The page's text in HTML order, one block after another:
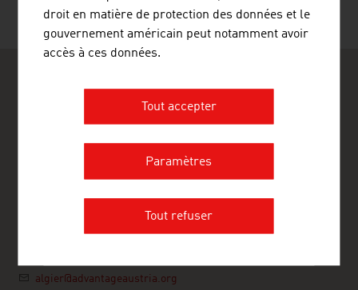
ADVANTAGE AUSTRIA Algier
Ambassade d'Autriche - Section Commerciale
algier@advantageaustria.org
droit en matière de protection des données et le
gouvernement américain peut notamment avoir
accès à ces données.
Tout accepter
Paramètres
Tout refuser